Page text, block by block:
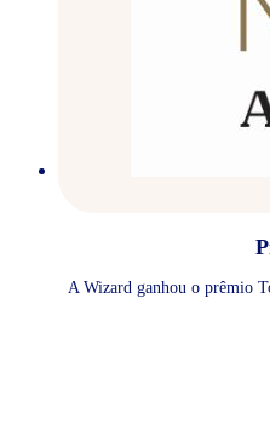
A Wizard ganhou o prêmio